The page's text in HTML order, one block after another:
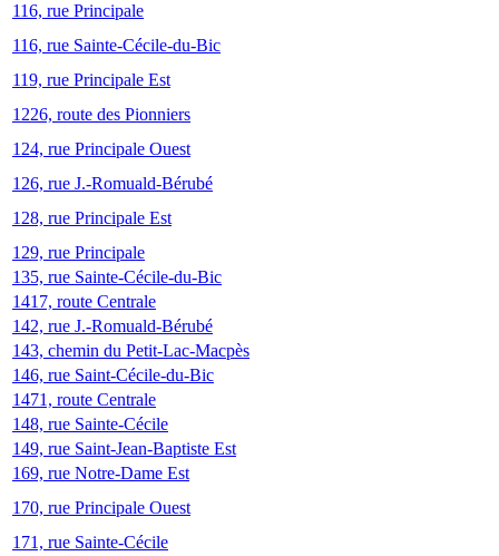
116, rue Principale
116, rue Sainte-Cécile-du-Bic
119, rue Principale Est
1226, route des Pionniers
124, rue Principale Ouest
126, rue J.-Romuald-Bérubé
128, rue Principale Est
129, rue Principale
135, rue Sainte-Cécile-du-Bic
1417, route Centrale
142, rue J.-Romuald-Bérubé
143, chemin du Petit-Lac-Macpès
146, rue Saint-Cécile-du-Bic
1471, route Centrale
148, rue Sainte-Cécile
149, rue Saint-Jean-Baptiste Est
169, rue Notre-Dame Est
170, rue Principale Ouest
171, rue Sainte-Cécile